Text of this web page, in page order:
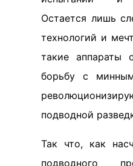
Остается лишь
технологий и
такие аппараты
борьбу с
подводной
Так что, как
подводного